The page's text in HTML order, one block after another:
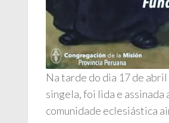
Na tarde do dia 17 de
singela, foi lida e assinada
comunidade eclesiástica